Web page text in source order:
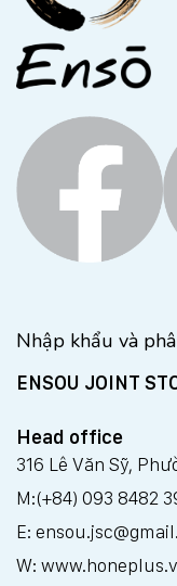
Nhập khẩu và
ENSOU JOINT
Head office
316 Lê Văn Sỹ,
M:(+84) 093 8482
E:
W: